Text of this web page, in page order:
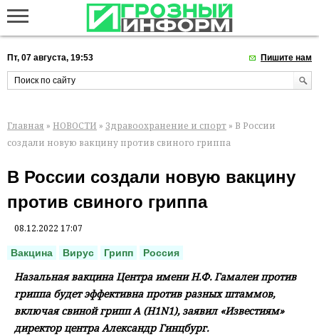
Пт, 07 августа, 19:53 Пишите нам
Главная » НОВОСТИ » Здравоохранение и спорт » В России
создали новую вакцину против свиного гриппа
В России создали новую вакцину
против свиного гриппа
08.12.2022 17:07
Вакцина Вирус Грипп Россия
Назальная вакцина Центра имени Н.Ф. Гамалеи против
гриппа будет эффективна против разных штаммов,
включая свиной грипп А (H1N1), заявил «Известиям»
директор центра Александр Гинцбург.